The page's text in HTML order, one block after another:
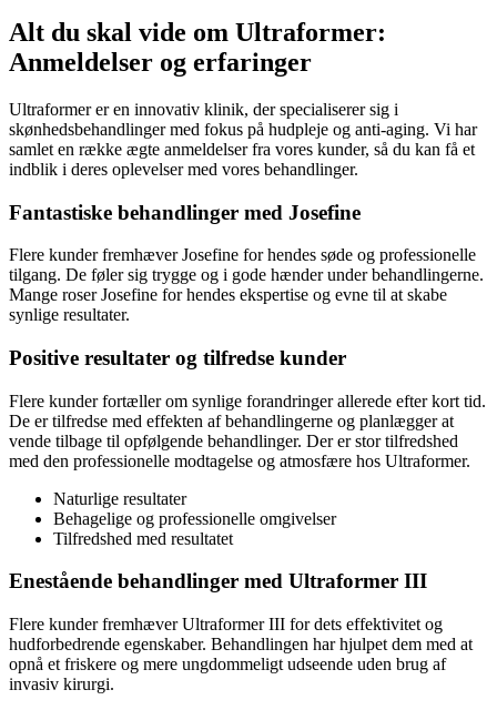
Alt du skal vide om Ultraformer:
Anmeldelser og erfaringer
Ultraformer er en innovativ klinik, der specialiserer sig i
skønhedsbehandlinger med fokus på hudpleje og anti-aging. Vi har
samlet en række ægte anmeldelser fra vores kunder, så du kan få et
indblik i deres oplevelser med vores behandlinger.
Fantastiske behandlinger med Josefine
Flere kunder fremhæver Josefine for hendes søde og professionelle
tilgang. De føler sig trygge og i gode hænder under behandlingerne.
Mange roser Josefine for hendes ekspertise og evne til at skabe
synlige resultater.
Positive resultater og tilfredse kunder
Flere kunder fortæller om synlige forandringer allerede efter kort tid.
De er tilfredse med effekten af behandlingerne og planlægger at
vende tilbage til opfølgende behandlinger. Der er stor tilfredshed
med den professionelle modtagelse og atmosfære hos Ultraformer.
Naturlige resultater
Behagelige og professionelle omgivelser
Tilfredshed med resultatet
Enestående behandlinger med Ultraformer III
Flere kunder fremhæver Ultraformer III for dets effektivitet og
hudforbedrende egenskaber. Behandlingen har hjulpet dem med at
opnå et friskere og mere ungdommeligt udseende uden brug af
invasiv kirurgi.